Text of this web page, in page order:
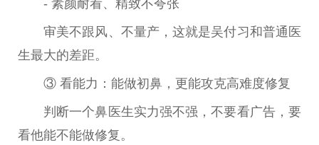
- 素颜耐看、精致不夸张
审美不跟风、不量产，这就是吴付习和普通医
生最大的差距。
③ 看能力：能做初鼻，更能攻克高难度修复
判断一个鼻医生实力强不强，不要看广告，要
看他能不能做修复。